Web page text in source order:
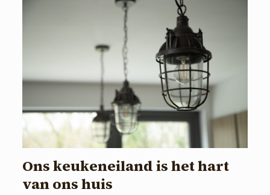
Ons keukeneiland is het hart
van ons huis